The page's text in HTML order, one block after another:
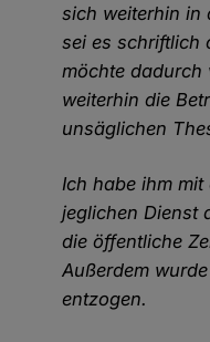
sich weiterhin in
sei es schriftlich
möchte dadurch
weiterhin die
unsäglichen
Ich habe ihm mit
jeglichen Dienst
die öffentliche
Außerdem
entzogen.